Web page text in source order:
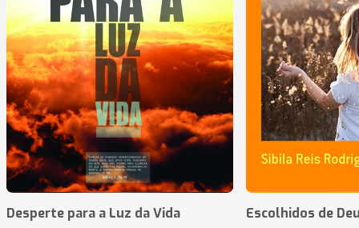
Desperte para a Luz da Vida Escolhidos de